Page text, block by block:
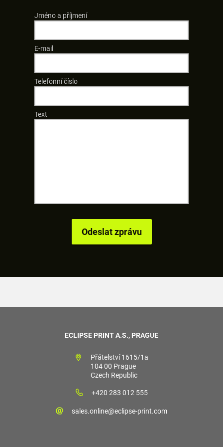
Jméno a příjmení
E-mail
Telefonní číslo
Text
ECLIPSE PRINT A.S., PRAGUE
Přátelství 1615/1a
104 00 Prague
Czech Republic
+420 283 012 555
sales.online@eclipse-print.com